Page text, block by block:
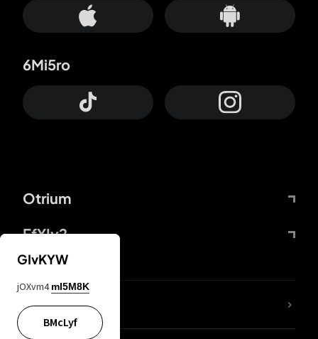
Otrium
FfYIy2
6Mi5ro
ZbBJcb
GIvKYW
jOXvm4 mI5M8K
BMcLyf